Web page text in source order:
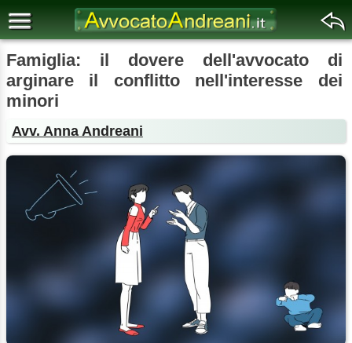
Famiglia: il dovere dell'avvocato di
arginare il conflitto nell'interesse dei
minori
Avv. Anna Andreani